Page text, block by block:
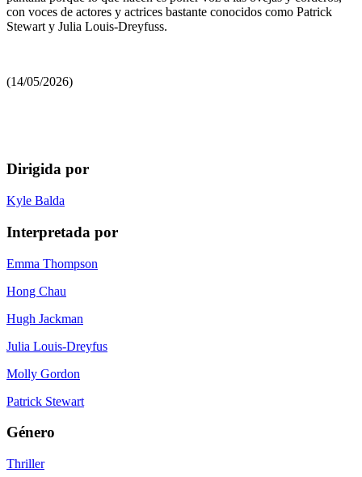
con voces de actores y actrices bastante conocidos como Patrick
Stewart y Julia Louis-Dreyfuss.
(14/05/2026)
Dirigida por
Kyle Balda
Interpretada por
Emma Thompson
Hong Chau
Hugh Jackman
Julia Louis-Dreyfus
Molly Gordon
Patrick Stewart
Género
Thriller